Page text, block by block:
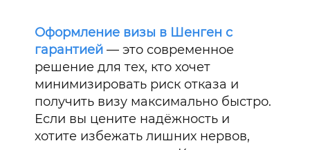
Оформление визы в Шенген с
гарантией — это современное
решение для тех, кто хочет
минимизировать риск отказа и
получить визу максимально быстро.
Если вы цените надёжность и
хотите избежать лишних нервов,